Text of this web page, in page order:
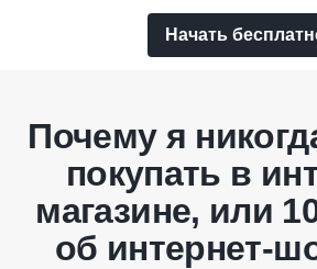
Начать
Почему я
покупать в
магазине, или
об интернет-